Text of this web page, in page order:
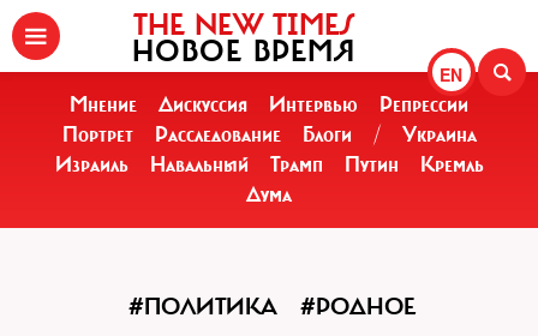
EN
THE NEW TIMES
НОВОЕ ВРЕМЯ
Мнение Дискуссия Интервью
Репрессии
Портрет
Расследование Блоги /
Украина
Израиль
Навальный Трамп Путин
Кремль
Дума
#ПОЛИТИКА #РОДНОЕ